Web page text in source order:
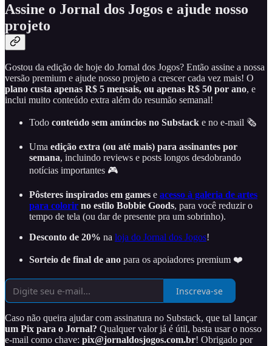
Assine o Jornal dos Jogos e ajude nosso
projeto
Gostou da edição de hoje do Jornal dos Jogos? Então assine a nossa
versão premium e ajude nosso projeto a crescer cada vez mais! O
plano custa apenas R$ 5 mensais, ou apenas R$ 50 por ano, e
inclui muito conteúdo extra além do resumão semanal!
Todo conteúdo sem anúncios no Substack e no e-mail 🗞️
Uma edição extra (ou até mais) para assinantes por
semana, incluindo reviews e posts longos desdobrando
notícias importantes 🎮
Pôsteres inspirados em games e acesso à galeria de artes
para colorir no estilo Bobbie Goods, para você reduzir o
tempo de tela (ou dar de presente pra um sobrinho).
Desconto de 20% na loja do Jornal dos Jogos!
Sorteio de final de ano para os apoiadores premium ❤️
Inscreva-se
Caso não queira ajudar com assinatura no Substack, que tal lançar
um Pix para o Jornal? Qualquer valor já é útil, basta usar o nosso
e-mail como chave: pix@jornaldosjogos.com.br! Obrigado por